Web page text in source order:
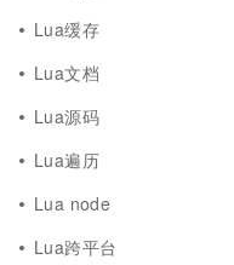
Lua缓存
Lua文档
Lua源码
Lua遍历
Lua node
Lua跨平台